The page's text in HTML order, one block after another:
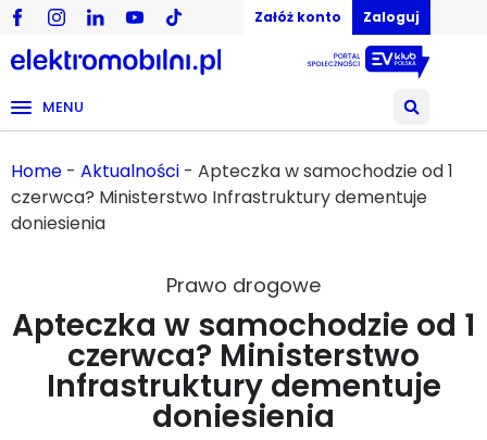
Załóż konto Zaloguj
MENU
Home - Aktualności - Apteczka w samochodzie od 1
czerwca? Ministerstwo Infrastruktury dementuje
doniesienia
Prawo drogowe
Apteczka w samochodzie od 1
czerwca? Ministerstwo
Infrastruktury dementuje
doniesienia